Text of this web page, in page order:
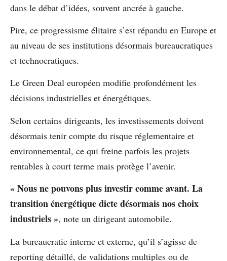
dans le débat d’idées, souvent ancrée à gauche.
Pire, ce progressisme élitaire s’est répandu en Europe et
au niveau de ses institutions désormais bureaucratiques
et technocratiques.
Le Green Deal européen modifie profondément les
décisions industrielles et énergétiques.
Selon certains dirigeants, les investissements doivent
désormais tenir compte du risque réglementaire et
environnemental, ce qui freine parfois les projets
rentables à court terme mais protège l’avenir.
« Nous ne pouvons plus investir comme avant. La
transition énergétique dicte désormais nos choix
industriels », note un dirigeant automobile.
La bureaucratie interne et externe, qu’il s’agisse de
reporting détaillé, de validations multiples ou de